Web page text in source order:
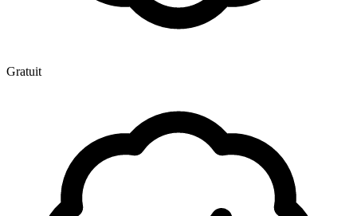
Gratuit